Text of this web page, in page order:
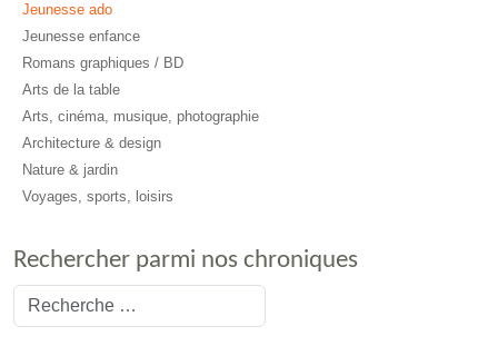
Jeunesse ado
Jeunesse enfance
Romans graphiques / BD
Arts de la table
Arts, cinéma, musique, photographie
Architecture & design
Nature & jardin
Voyages, sports, loisirs
Rechercher parmi nos chroniques
Valider